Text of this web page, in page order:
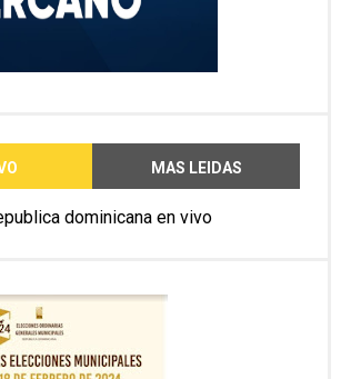
MAS LEIDAS
dominicana en vivo